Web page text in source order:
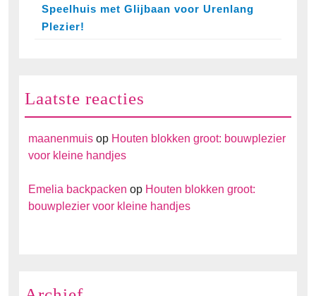
Speelhuis met Glijbaan voor Urenlang
Plezier!
Laatste reacties
maanenmuis op Houten blokken groot: bouwplezier
voor kleine handjes
Emelia backpacken op Houten blokken groot:
bouwplezier voor kleine handjes